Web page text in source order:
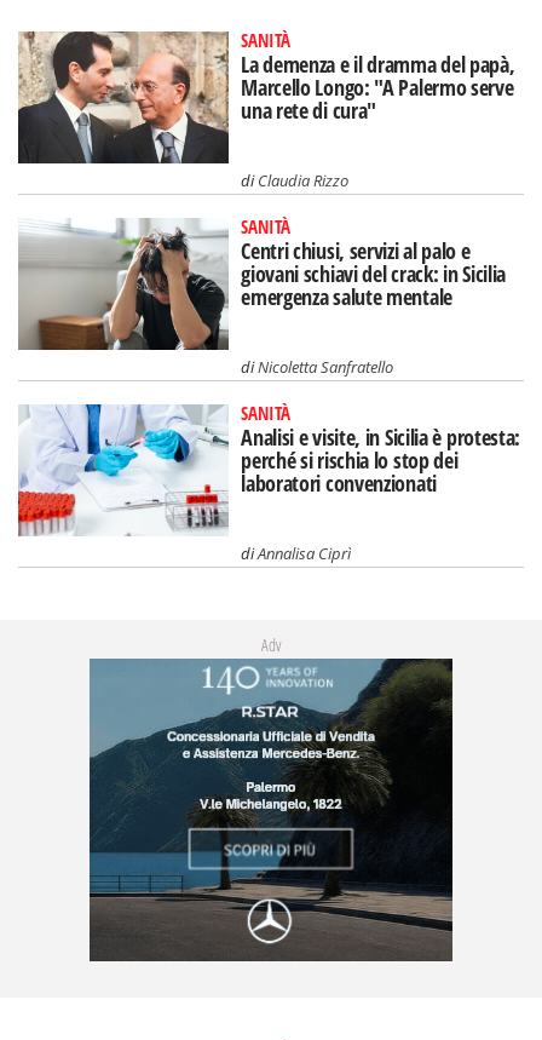
SANITÀ
La demenza e il dramma del papà,
Marcello Longo: "A Palermo serve
una rete di cura"
diClaudia Rizzo
SANITÀ
Centri chiusi, servizi al palo e
giovani schiavi del crack: in Sicilia
emergenza salute mentale
diNicoletta Sanfratello
SANITÀ
Analisi e visite, in Sicilia è protesta:
perché si rischia lo stop dei
laboratori convenzionati
diAnnalisa Ciprì
Adv